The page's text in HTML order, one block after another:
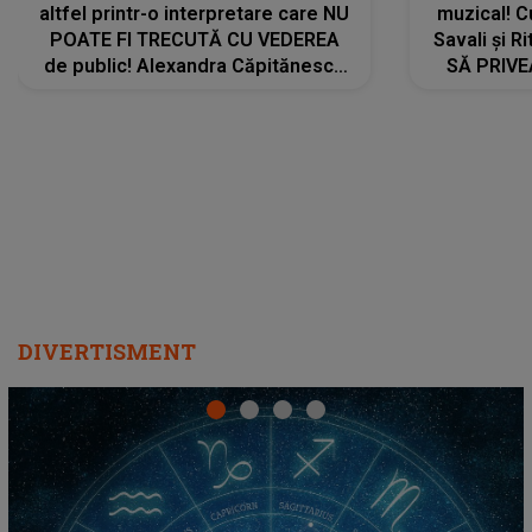
altfel printr-o interpretare care NU
POATE FI TRECUTĂ CU VEDEREA
de public! Alexandra Căpitănescu
muzical!
Savali și
SĂ
DIVERTISMENT